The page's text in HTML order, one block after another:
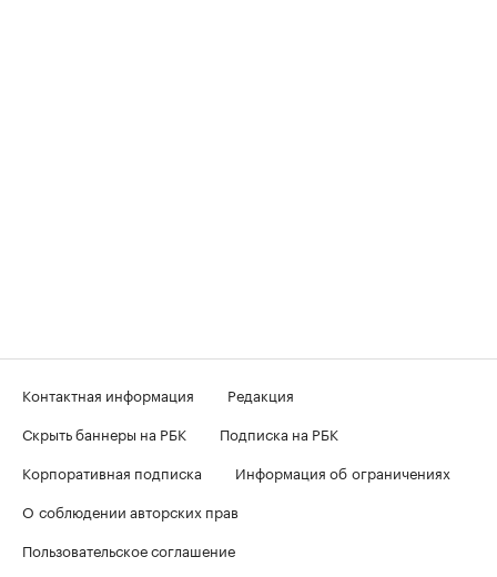
Контактная информация
Редакция
Скрыть баннеры на РБК
Подписка на РБК
Корпоративная подписка
Информация об ограничениях
О соблюдении авторских прав
Пользовательское соглашение